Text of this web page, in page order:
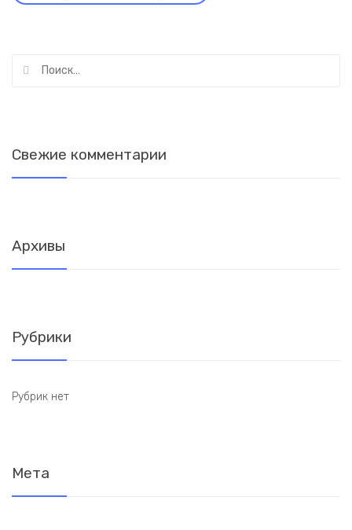
Свежие комментарии
Архивы
Рубрики
Рубрик нет
Мета